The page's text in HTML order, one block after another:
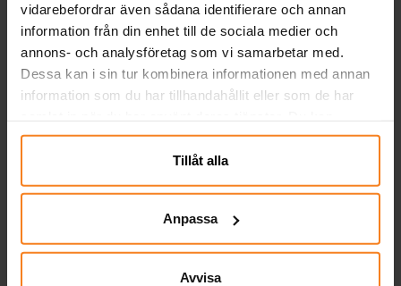
vidarebefordrar även sådana identifierare och annan
information från din enhet till de sociala medier och
annons- och analysföretag som vi samarbetar med.
Dessa kan i sin tur kombinera informationen med annan
information som du har tillhandahållit eller som de har
närsomhelst ändra ditt samtycke.
Tillåt alla
Anpassa
Avvisa